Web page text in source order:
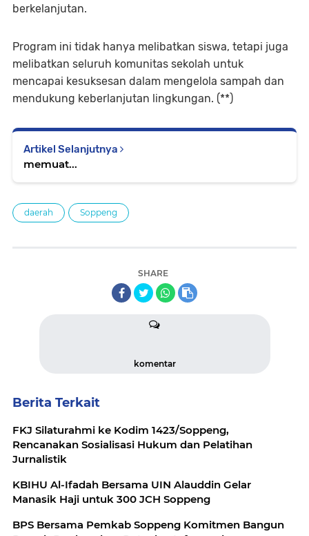
berkelanjutan.
Program ini tidak hanya melibatkan siswa, tetapi juga
melibatkan seluruh komunitas sekolah untuk
mencapai kesuksesan dalam mengelola sampah dan
mendukung keberlanjutan lingkungan. (**)
Artikel Selanjutnya
memuat...
daerah Soppeng
SHARE
komentar
Berita Terkait
FKJ Silaturahmi ke Kodim 1423/Soppeng,
Rencanakan Sosialisasi Hukum dan Pelatihan
Jurnalistik
KBIHU Al-Ifadah Bersama UIN Alauddin Gelar
Manasik Haji untuk 300 JCH Soppeng
BPS Bersama Pemkab Soppeng Komitmen Bangun